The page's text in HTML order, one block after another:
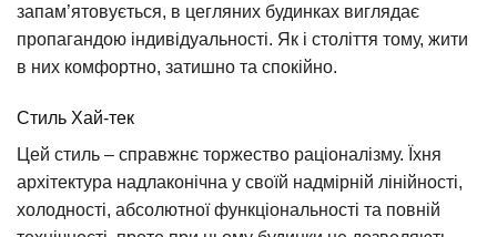
запам’ятовується, в цегляних будинках виглядає
пропагандою індивідуальності. Як і століття тому, жити
в них комфортно, затишно та спокійно.
Стиль Хай-тек
Цей стиль – справжнє торжество раціоналізму. Їхня
архітектура надлаконічна у своїй надмірній лінійності,
холодності, абсолютної функціональності та повній